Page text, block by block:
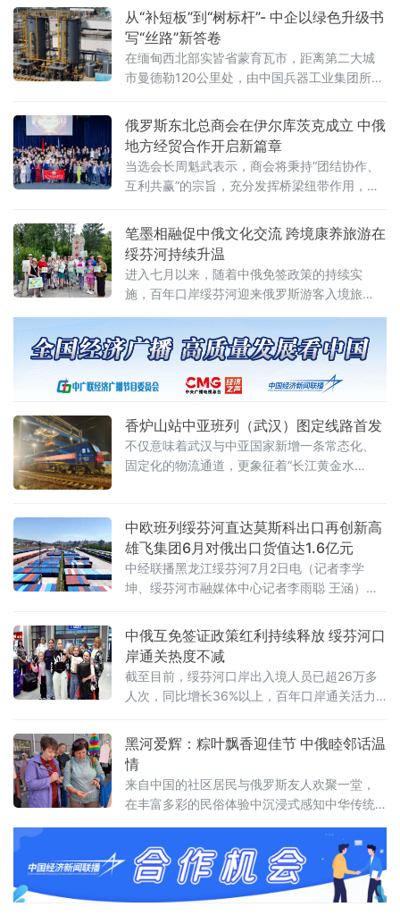
DKBS公司代表、非洲湖南会馆负责人一行到
访，与邵东市通驰科技发展有限公司、邵阳非
洲推广中心等本地企业与机构展开深入对接，
共商开拓西非市场大计。洽谈会上，科特迪瓦
DKBS公司负责人介绍了其在非洲市场三十余年
从“补短板”到“树标杆”- 中企以绿色升级书
写“丝路”新答卷
在缅甸西北部实皆省蒙育瓦市，距离第二大城
市曼德勒120公里处，由中国兵器工业集团所属
目，正悄然推进新一轮环保设施升级。这一总
投资达10.65亿美元、设计年产10万吨高纯阴极
铜、矿山服务年限长达32年的项目，不仅是缅
甸规模最大的外商投资矿业项目之一，更是中
缅“一带一路”产能合作的重要标志性工程。
俄罗斯东北总商会在伊尔库茨克成立 中俄
地方经贸合作开启新篇章
当选会长周魁武表示，商会将秉持“团结协作、
互利共赢”的宗旨，充分发挥桥梁纽带作用，致
接、法律支撑于一体的综合服务体系，切实维
护会员合法权益，推动两国产业对接合作走深
走实。
笔墨相融促中俄文化交流 跨境康养旅游在
绥芬河持续升温
进入七月以来，随着中俄免签政策的持续实
施，百年口岸绥芬河迎来俄罗斯游客入境旅
香炉山站中亚班列（武汉）图定线路首发
不仅意味着武汉与中亚国家新增一条常态化、
固定化的物流通道，更象征着“长江黄金水
中欧班列绥芬河直达莫斯科出口再创新高
雄飞集团6月对俄出口货值达1.6亿元
中经联播黑龙江绥芬河7月2日电（记者李学
坤、绥芬河市融媒体中心记者李雨聪 王涵）初
飞集团有一列满载55个集装箱的第6列“绥芬河
—莫斯科”直达班列已整装发车。至此，绥芬河
市雄飞集团6月份已开行6列班列、330个标准
集装箱的发运任务，单月出口总货值达1.6亿
元，以稳定的货运增量，助推绥芬河向北开放
月内出口货物品类多元
中俄互免签证政策红利持续释放 绥芬河口
岸通关热度不减
截至目前，绥芬河口岸出入境人员已超26万多
人次，同比增长36%以上，百年口岸通关活力
黑河爱辉：粽叶飘香迎佳节 中俄睦邻话温
情
来自中国的社区居民与俄罗斯友人欢聚一堂，
在丰富多彩的民俗体验中沉浸式感知中华传统
群服务中心美食品尝区的美食摊位前，来自中
俄两国的游客和市民依据自己的口味和喜好，
挑选着喜爱的美食，软糯鲜香的粽子、爽口甜
蜜的水果捞深受俄罗斯友人的喜爱：“在俄罗斯